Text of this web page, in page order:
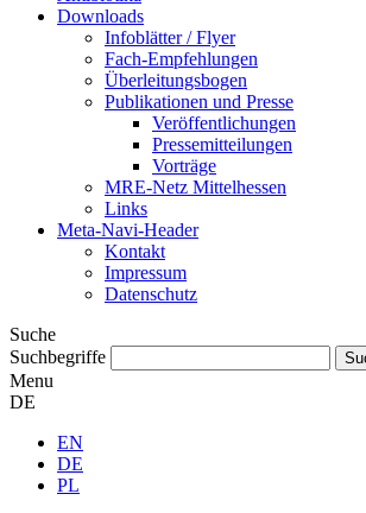
Downloads
Infoblätter / Flyer
Fach-Empfehlungen
Überleitungsbogen
Publikationen und Presse
Veröffentlichungen
Pressemitteilungen
Vorträge
MRE-Netz Mittelhessen
Links
Meta-Navi-Header
Kontakt
Impressum
Datenschutz
Suche
Suchbegriffe
Menu
DE
EN
DE
PL